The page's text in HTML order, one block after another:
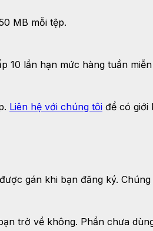
MB mỗi tệp.
10 lần hạn mức hàng tuần
Liên hệ với chúng tôi để có giới
gán khi bạn đăng ký.
trở về không. Phần chưa